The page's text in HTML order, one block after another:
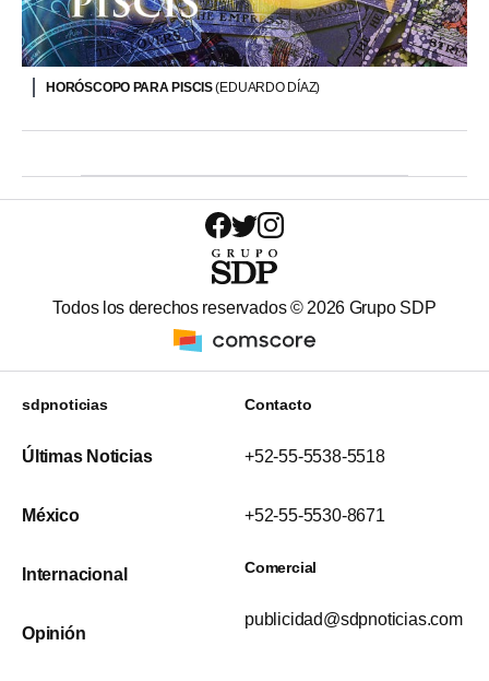
HORÓSCOPO PARA PISCIS(EDUARDO DÍAZ)
Todos los derechos reservados © 2026 Grupo SDP
sdpnoticias
Últimas Noticias
México
Internacional
Opinión
Contacto
+52-55-5538-5518
+52-55-5530-8671
Comercial
publicidad@sdpnoticias.com